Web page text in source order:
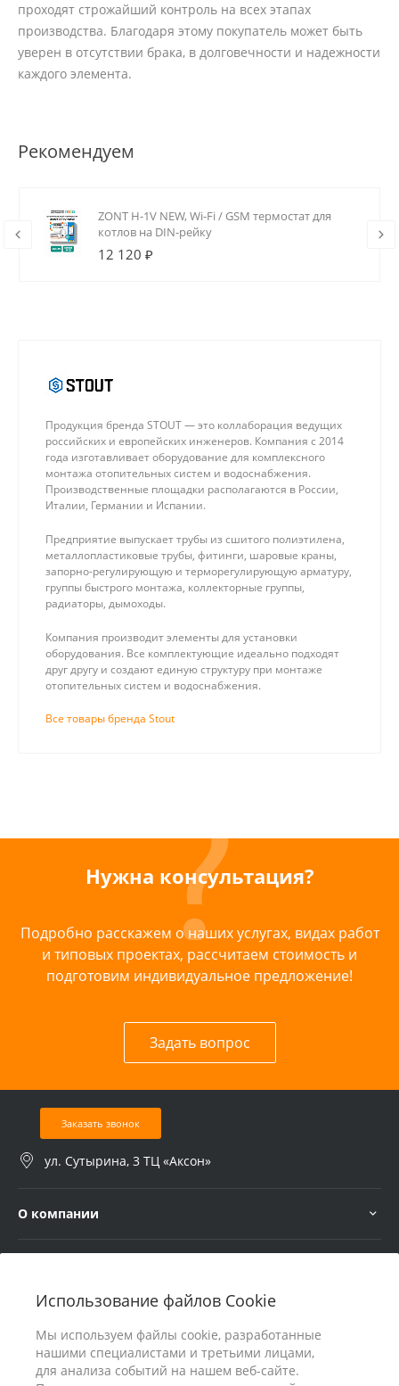
Использование файлов Cookie
Мы используем файлы cookie, разработанные
нашими специалистами и третьими лицами,
для анализа событий на нашем веб-сайте.
проходят строжайший контроль на всех этапах
производства. Благодаря этому покупатель может быть
уверен в отсутствии брака, в долговечности и надежности
каждого элемента.
Рекомендуем
ZONT H-1V NEW, Wi-Fi / GSM термостат для
котлов на DIN-рейку
12 120 ₽
Продукция бренда STOUT — это коллаборация ведущих
российских и европейских инженеров. Компания с 2014
года изготавливает оборудование для комплексного
монтажа отопительных систем и водоснабжения.
Производственные площадки располагаются в России,
Италии, Германии и Испании.
Предприятие выпускает трубы из сшитого полиэтилена,
металлопластиковые трубы, фитинги, шаровые краны,
запорно-регулирующую и терморегулирующую арматуру,
группы быстрого монтажа, коллекторные группы,
радиаторы, дымоходы.
Компания производит элементы для установки
оборудования. Все комплектующие идеально подходят
друг другу и создают единую структуру при монтаже
отопительных систем и водоснабжения.
Все товары бренда Stout
Нужна консультация?
Подробно расскажем о наших услугах, видах работ
и типовых проектах, рассчитаем стоимость и
подготовим индивидуальное предложение!
Задать вопрос
Заказать звонок
ул. Сутырина, 3 ТЦ «Аксон»
О компании